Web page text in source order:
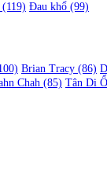
(119) Đau khổ (99)
Brian Tracy (86)
Chah (85) Tân Di Ổ